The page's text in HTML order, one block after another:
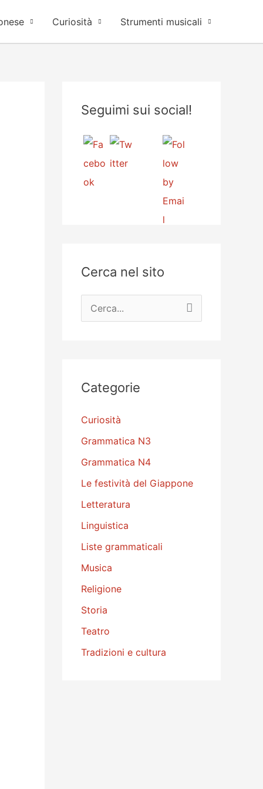
Curiosità Strumenti musicali
Seguimi sui social!
Cerca nel sito
e
Categorie
Curiosità
Grammatica N3
Grammatica N4
Le festività del Giappone
Letteratura
Linguistica
Liste grammaticali
Musica
Religione
Storia
Teatro
Tradizioni e cultura